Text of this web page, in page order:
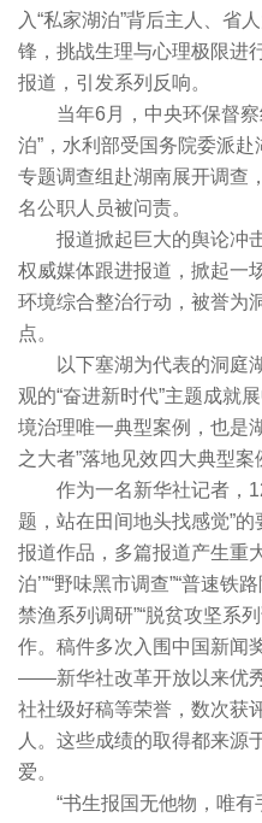
入“私家湖泊”背后主人、省
锋，挑战生理与心理极限进
报道，引发系列反响。
当年6月，中央环保督
泊”，水利部受国务院委派
专题调查组赴湖南展开调查
名公职人员被问责。
报道掀起巨大的舆论冲
权威媒体跟进报道，掀起一
环境综合整治行动，被誉为
点。
以下塞湖为代表的洞庭
观的“奋进新时代”主题成就
境治理唯一典型案例，也是
之大者”落地见效四大典型案
作为一名新华社记者，
题，站在田间地头找感觉”
报道作品，多篇报道产生重
泊’”“野味黑市调查”“普速铁
禁渔系列调研”“脱贫攻坚系
作。稿件多次入围中国新闻
——新华社改革开放以来优
社社级好稿等荣誉，数次获
人。这些成绩的取得都来源
爱。
“书生报国无他物，唯有